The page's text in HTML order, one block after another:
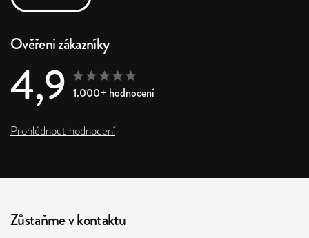
Ověřeni zákazníky
4,9 1.000+ hodnocení
Prohlédnout hodnocení
Zůstaňme v kontaktu